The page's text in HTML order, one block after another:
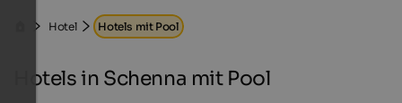
Hotel Hotels mit Pool
Hotels in Schenna mit Pool